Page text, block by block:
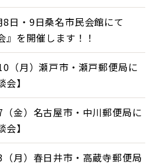
8日・9日桑名市民会館にて
』を開催します！！
（月）瀬戸市・瀬戸郵便局に
】
金）名古屋市・中川郵便局に
】
月）春日井市・高蔵寺郵便局